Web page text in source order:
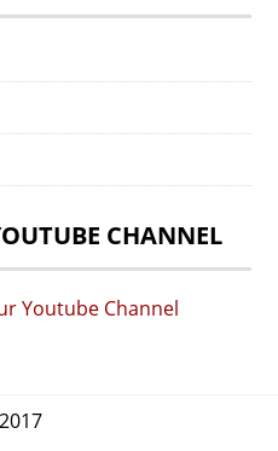
CHANNEL
Youtube Channel